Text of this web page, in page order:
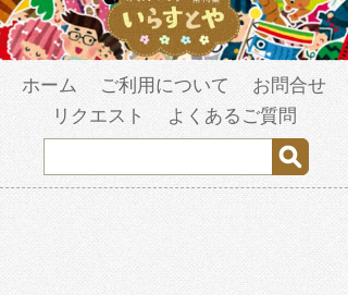
ホーム ご利用について
お問合せ
リクエスト
よくあるご質問